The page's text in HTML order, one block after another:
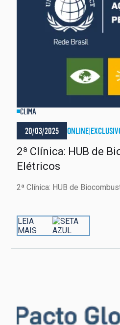
CLIMA
20/03/2025 ONLINE|
2ª Clínica: HUB de
Elétricos
2ª Clínica: HUB de
LEIA
MAIS